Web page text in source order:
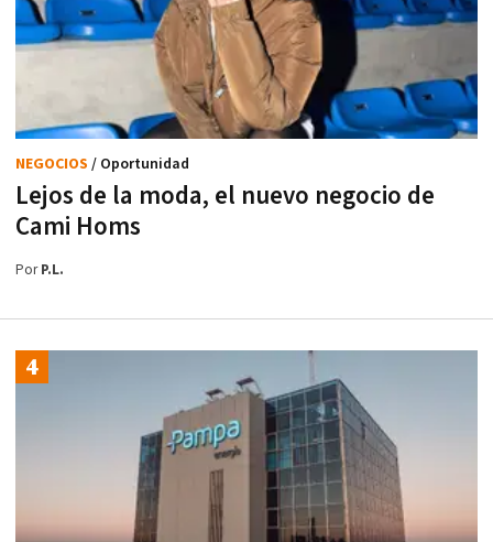
Lejos de la moda, el nuevo negocio de
Cami Homs
NEGOCIOS / Oportunidad
PorP.L.